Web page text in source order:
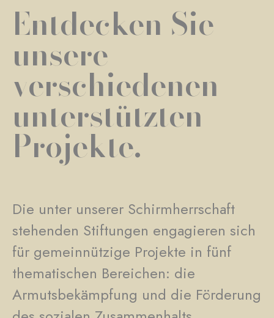
Entdecken Sie
unsere
verschiedenen
unterstützten
Projekte.
Die unter unserer Schirmherrschaft
stehenden Stiftungen engagieren sich
für gemeinnützige Projekte in fünf
thematischen Bereichen: die
Armutsbekämpfung und die Förderung